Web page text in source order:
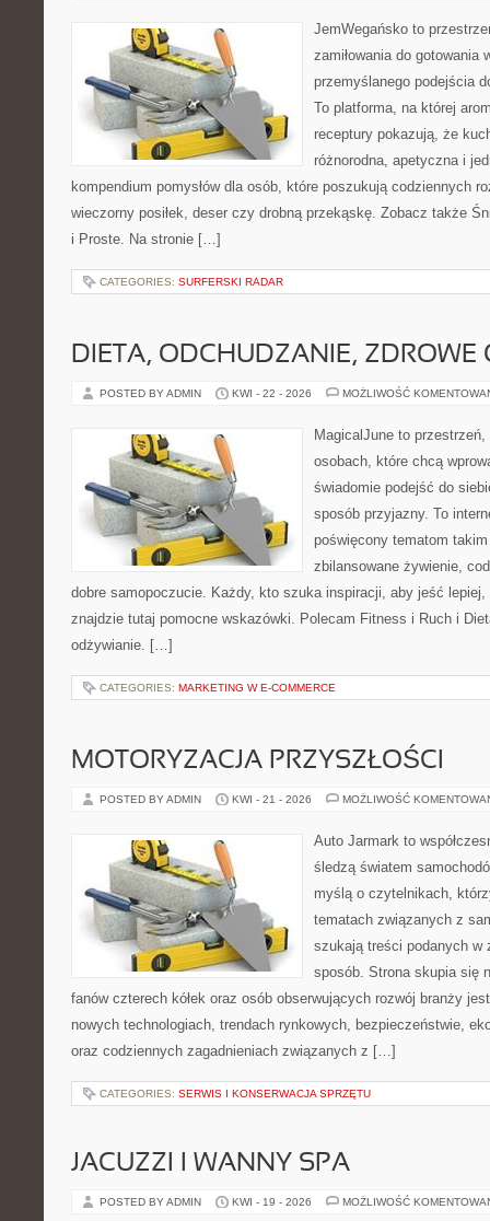
JemWegańsko to
zamiłowania do gotowania
przemyślanego podejścia
To platforma, na której
receptury pokazują, że
różnorodna, apetyczna i
kompendium pomysłów dla osób, które poszukują codziennych
wieczorny posiłek, deser czy drobną przekąskę. Zobacz także
i Proste. Na stronie […]
CATEGORIES: SURFERSKI RADAR
DIETA, ODCHUDZANIE, ZDROWE
POSTED BY ADMIN KWI - 22 - 2026 MOŻLIWOŚĆ
MagicalJune to
osobach, które chcą
świadomie podejść do
sposób przyjazny. To
poświęcony tematom
zbilansowane żywienie,
dobre samopoczucie. Każdy, kto szuka inspiracji, aby jeść
znajdzie tutaj pomocne wskazówki. Polecam Fitness i Ruch i
odżywianie. […]
CATEGORIES: MARKETING W E-COMMERCE
MOTORYZACJA PRZYSZŁOŚCI
POSTED BY ADMIN KWI - 21 - 2026 MOŻLIWOŚĆ
Auto Jarmark to
śledzą światem
myślą o czytelnikach,
tematach związanych z
szukają treści podanych w
sposób. Strona skupia się
fanów czterech kółek oraz osób obserwujących rozwój branży
nowych technologiach, trendach rynkowych, bezpieczeństwie,
oraz codziennych zagadnieniach związanych z […]
CATEGORIES: SERWIS I KONSERWACJA SPRZĘTU
JACUZZI I WANNY SPA
POSTED BY ADMIN KWI - 19 - 2026 MOŻLIWOŚĆ